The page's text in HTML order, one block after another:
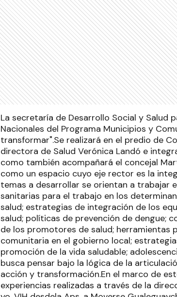
La secretaría de Desarrollo Social y Salud
Nacionales del Programa Municipios y
transformar".Se realizará en el predio de
directora de Salud Verónica Landó e
como también acompañará el concejal
como un espacio cuyo eje rector es la
temas a desarrollar se orientan a trabajar
sanitarias para el trabajo en los
salud; estrategias de integración de los
salud; políticas de prevención de dengue;
de los promotores de salud;
comunitaria en el gobierno local;
promoción de la vida saludable;
busca pensar bajo la lógica de la
acción y transformación.En el marco de
experiencias realizadas a través de la